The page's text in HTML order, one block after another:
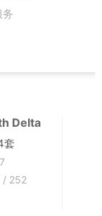
Delta
套
/ 252